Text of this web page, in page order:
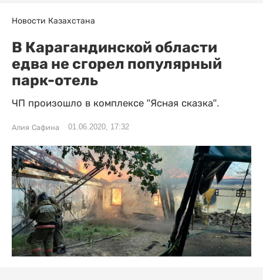
Новости Казахстана
В Карагандинской области
едва не сгорел популярный
парк-отель
ЧП произошло в комплексе "Ясная сказка".
Алия Сафина 01.06.2020, 17:32